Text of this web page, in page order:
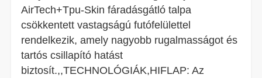
AirTech+Tpu-Skin fáradásgátló talpa
csökkentett vastagságú futófelülettel
rendelkezik, amely nagyobb rugalmasságot és
tartós csillapító hatást
biztosít.,,TECHNOLÓGIÁK,HIFLAP: Az